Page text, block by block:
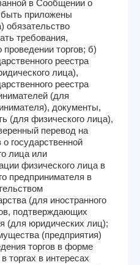
в Сообщении о
приложены
обязательство
требования,
торгов; б)
реестра
лица),
реестра
(для
документы,
(для физического лица),
перевод на
государственной
лица или
физического лица в
предпринимателя в
(для иностранного
подтверждающих
(для юридических лиц);
(предприятия)
торгов в форме
торгах в интересах